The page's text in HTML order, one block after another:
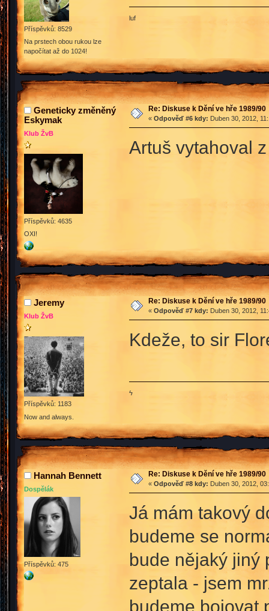
Příspěvků: 8529
Na prstech obou rukou lze
napočítat až do 1024!
luf
Geneticky změněný
Eskymak
Klub ŽvB
Příspěvků: 4635
OXI!
Re: Diskuse k Dění ve hře 1989/90
« Odpověď #6 kdy: Duben 30, 2012,
Artuš vytahoval
Jeremy
Klub ŽvB
Příspěvků: 1183
Now and always.
Re: Diskuse k Dění ve hře 1989/90
« Odpověď #7 kdy: Duben 30, 2012,
Kdeže, to sir
ϟ
Hannah Bennett
Dospělák
Příspěvků: 475
Re: Diskuse k Dění ve hře 1989/90
« Odpověď #8 kdy: Duben 30, 2012,
Já mám takový
budeme se
bude nějaký jiný
zeptala - jsem
budeme bojovat